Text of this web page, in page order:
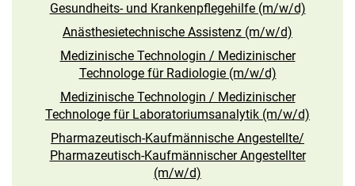
Gesundheits- und Krankenpflegehilfe (m/w/d)
Anästhesietechnische Assistenz (m/w/d)
Medizinische Technologin / Medizinischer
Technologe für Radiologie (m/w/d)
Medizinische Technologin / Medizinischer
Technologe für Laboratoriumsanalytik (m/w/d)
Pharmazeutisch-Kaufmännische Angestellte/
Pharmazeutisch-Kaufmännischer Angestellter
(m/w/d)